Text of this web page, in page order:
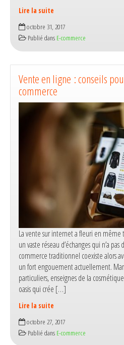
Lire la suite
Les
clés
pour
assurer
la
conception
d’un
site
octobre 31, 2017
Publié dans E-commerce
Vente en ligne : conseils
commerce
La vente sur internet a fleuri en même
un vaste réseau d’échanges qui n’a
commerce traditionnel coexiste alors
un fort engouement actuellement.
particuliers, enseignes de la
oasis qui crée […]
Lire la suite
Vente
en
ligne :
octobre 27, 2017
Publié dans E-commerce